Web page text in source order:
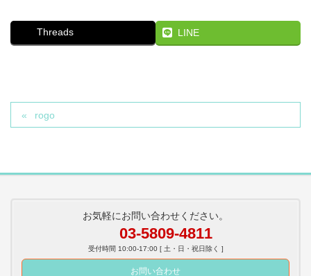
Threads LINE
rogo
お気軽にお問い合わせください。
03-5809-4811
受付時間 10:00-17:00 [ 土・日・祝日除く ]
お問い合わせ